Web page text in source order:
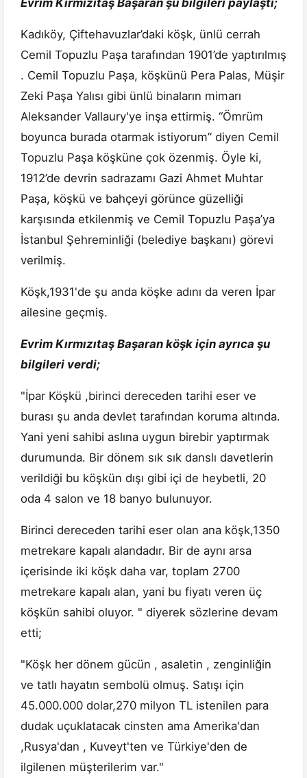
Evrim Kırmızıtaş Başaran şu bilgileri paylaştı;
Kadıköy, Çiftehavuzlar’daki köşk, ünlü cerrah
Cemil Topuzlu Paşa tarafından 1901’de yaptırılmış
. Cemil Topuzlu Paşa, köşkünü Pera Palas, Müşir
Zeki Paşa Yalısı gibi ünlü binaların mimarı
Aleksander Vallaury'ye inşa ettirmiş. “Ömrüm
boyunca burada otarmak istiyorum” diyen Cemil
Topuzlu Paşa köşküne çok özenmiş. Öyle ki,
1912’de devrin sadrazamı Gazi Ahmet Muhtar
Paşa, köşkü ve bahçeyi görünce güzelliği
karşısında etkilenmiş ve Cemil Topuzlu Paşa’ya
İstanbul Şehreminliği (belediye başkanı) görevi
verilmiş.
Köşk,1931'de şu anda köşke adını da veren İpar
ailesine geçmiş.
Evrim Kırmızıtaş Başaran köşk için ayrıca şu
bilgileri verdi;
"İpar Köşkü ,birinci dereceden tarihi eser ve
burası şu anda devlet tarafından koruma altında.
Yani yeni sahibi aslına uygun birebir yaptırmak
durumunda. Bir dönem sık sık danslı davetlerin
verildiği bu köşkün dışı gibi içi de heybetli, 20
oda 4 salon ve 18 banyo bulunuyor.
Birinci dereceden tarihi eser olan ana köşk,1350
metrekare kapalı alandadır. Bir de aynı arsa
içerisinde iki köşk daha var, toplam 2700
metrekare kapalı alan, yani bu fiyatı veren üç
köşkün sahibi oluyor. " diyerek sözlerine devam
etti;
"Köşk her dönem gücün , asaletin , zenginliğin
ve tatlı hayatın sembolü olmuş. Satışı için
45.000.000 dolar,270 milyon TL istenilen para
dudak uçuklatacak cinsten ama Amerika'dan
,Rusya'dan , Kuveyt'ten ve Türkiye'den de
ilgilenen müşterilerim var."